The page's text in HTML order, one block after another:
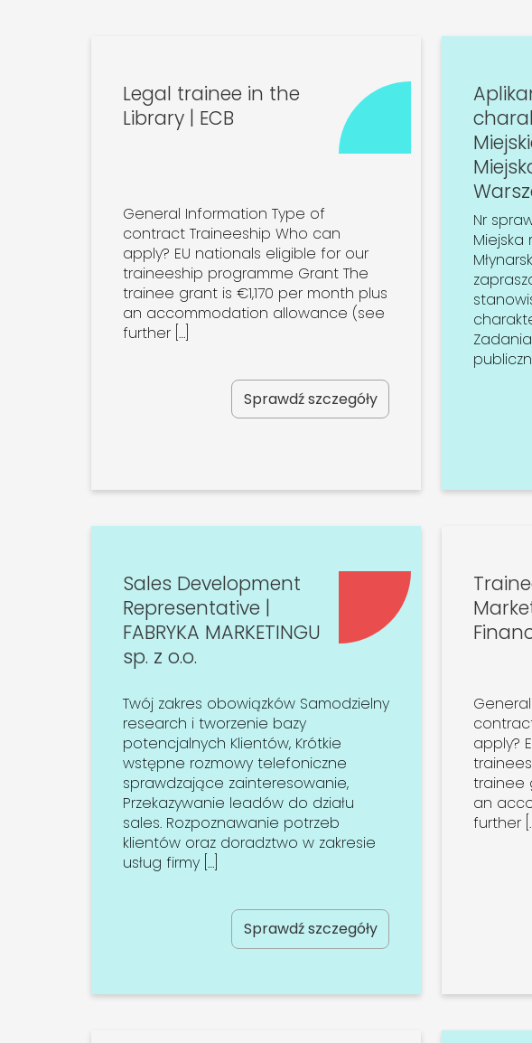
Legal trainee in the
Library | ECB
General Information Type of
contract Traineeship Who can
apply? EU nationals eligible for our
traineeship programme Grant The
trainee grant is €1,170 per month plus
an accommodation allowance (see
further […]
Sprawdź szczegóły
Nr
Miejska
Sales Development
Representative |
FABRYKA MARKETINGU
sp. z o.o.
Twój zakres obowiązków Samodzielny
research i tworzenie bazy
potencjalnych Klientów, Krótkie
wstępne rozmowy telefoniczne
sprawdzające zainteresowanie,
Przekazywanie leadów do działu
sales. Rozpoznawanie potrzeb
klientów oraz doradztwo w zakresie
usług firmy […]
Sprawdź szczegóły
apply?
trainee
an
further